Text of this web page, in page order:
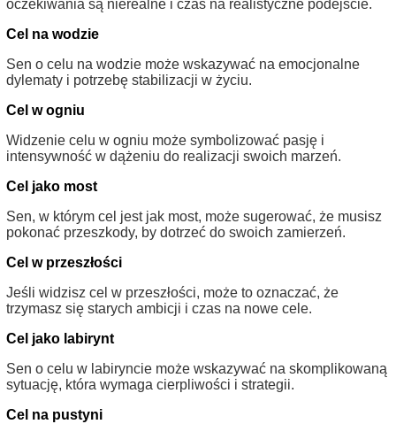
oczekiwania są nierealne i czas na realistyczne podejście.
Cel na wodzie
Sen o celu na wodzie może wskazywać na emocjonalne
dylematy i potrzebę stabilizacji w życiu.
Cel w ogniu
Widzenie celu w ogniu może symbolizować pasję i
intensywność w dążeniu do realizacji swoich marzeń.
Cel jako most
Sen, w którym cel jest jak most, może sugerować, że musisz
pokonać przeszkody, by dotrzeć do swoich zamierzeń.
Cel w przeszłości
Jeśli widzisz cel w przeszłości, może to oznaczać, że
trzymasz się starych ambicji i czas na nowe cele.
Cel jako labirynt
Sen o celu w labiryncie może wskazywać na skomplikowaną
sytuację, która wymaga cierpliwości i strategii.
Cel na pustyni